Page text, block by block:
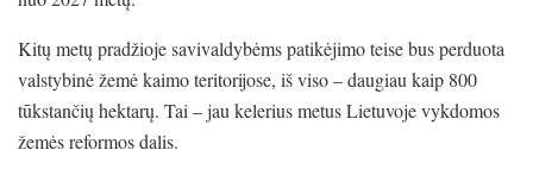
Kitų metų pradžioje savivaldybėms patikėjimo teise bus perduota
valstybinė žemė kaimo teritorijose, iš viso – daugiau kaip 800
tūkstančių hektarų. Tai – jau kelerius metus Lietuvoje vykdomos
žemės reformos dalis.